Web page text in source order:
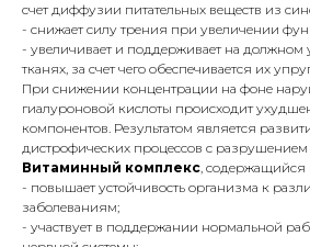
счет диффузии питательных веществ из
- снижает силу трения при увеличении
- увеличивает и поддерживает на должном
тканях, за счет чего обеспечивается их
При снижении концентрации на фоне
гиалуроновой кислоты происходит
компонентов. Результатом является
дистрофических процессов с
Витаминный комплекс, содержащийся
- повышает устойчивость организма к
заболеваниям;
- участвует в поддержании нормальной